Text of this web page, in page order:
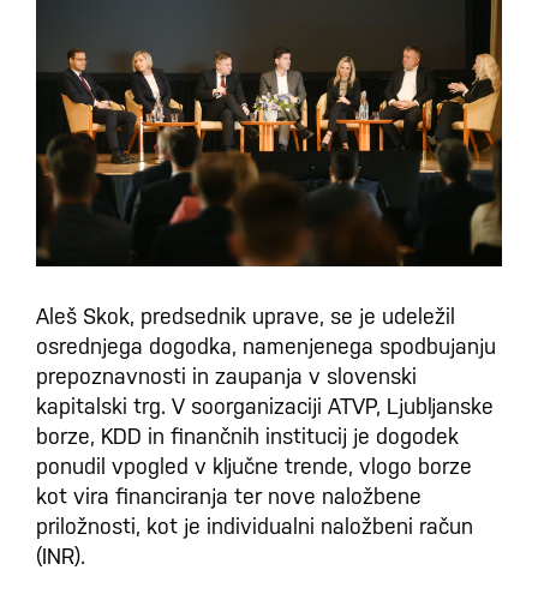
Aleš Skok, predsednik uprave, se je udeležil
osrednjega dogodka, namenjenega spodbujanju
prepoznavnosti in zaupanja v slovenski
kapitalski trg. V soorganizaciji ATVP, Ljubljanske
borze, KDD in finančnih institucij je dogodek
ponudil vpogled v ključne trende, vlogo borze
kot vira financiranja ter nove naložbene
priložnosti, kot je individualni naložbeni račun
(INR).